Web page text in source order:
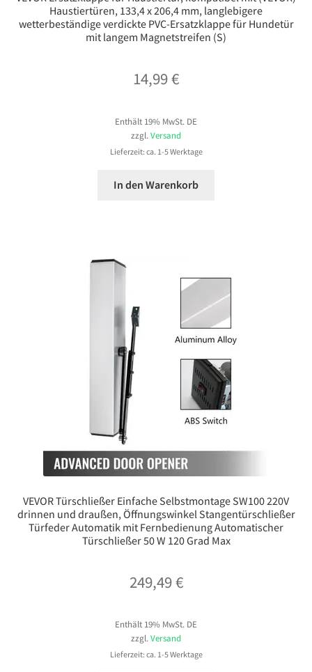
Haustiertüren, 133,4 x 206,4 mm, langlebigere
wetterbeständige verdickte PVC-Ersatzklappe für Hundetür
mit langem Magnetstreifen (S)
14,99€
Enthält 19% MwSt. DE
zzgl. Versand
Lieferzeit: ca. 1-5 Werktage
In den Warenkorb
VEVOR Türschließer Einfache Selbstmontage SW100 220V
drinnen und draußen, Öffnungswinkel Stangentürschließer
Türfeder Automatik mit Fernbedienung Automatischer
Türschließer 50 W 120 Grad Max
249,49€
Enthält 19% MwSt. DE
zzgl. Versand
Lieferzeit: ca. 1-5 Werktage